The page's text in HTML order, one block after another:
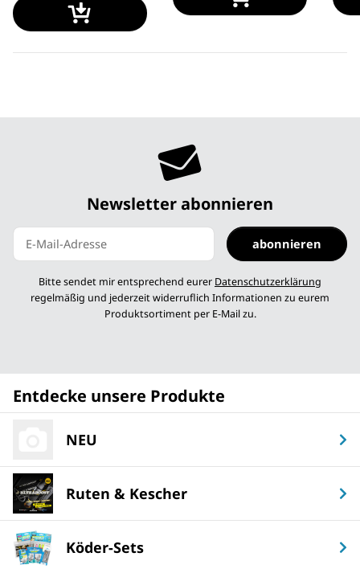
Newsletter abonnieren
abonnieren
Bitte sendet mir entsprechend eurer Datenschutzerklärung
regelmäßig und jederzeit widerruflich Informationen zu eurem
Produktsortiment per E-Mail zu.
Entdecke unsere Produkte
NEU
Ruten & Kescher
Köder-Sets